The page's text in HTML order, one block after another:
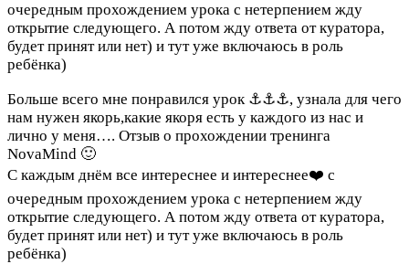
очередным прохождением урока с нетерпением жду
открытие следующего. А потом жду ответа от куратора,
будет принят или нет) и тут уже включаюсь в роль
ребёнка)
Больше всего мне понравился урок ⚓️⚓️⚓️, узнала для чего
нам нужен якорь,какие якоря есть у каждого из нас и
лично у меня…. Отзыв о прохождении тренинга
NovaMind 🙂
С каждым днём все интереснее и интереснее❤️ с
очередным прохождением урока с нетерпением жду
открытие следующего. А потом жду ответа от куратора,
будет принят или нет) и тут уже включаюсь в роль
ребёнка)